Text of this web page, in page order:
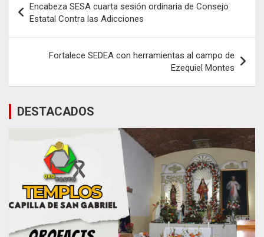
de
entradas
Encabeza SESA cuarta sesión ordinaria de Consejo
Estatal Contra las Adicciones
Fortalece SEDEA con herramientas al campo de
Ezequiel Montes
DESTACADOS